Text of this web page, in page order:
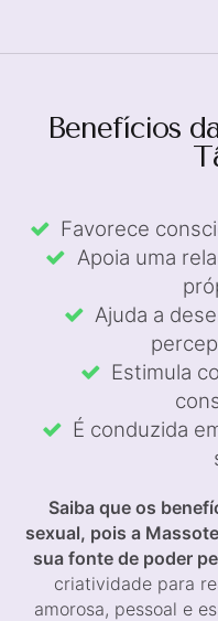
Benefícios
Favorece
Apoia uma
Ajuda a
Estimula
É conduzida
Saiba que os
sexual, pois a
sua fonte de poder
criatividade para
amorosa, pessoal e